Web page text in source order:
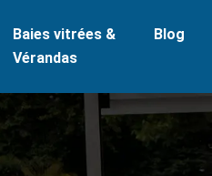
Baies vitrées &
Vérandas
Blog